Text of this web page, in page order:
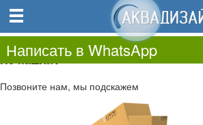
0.00
0
Не нашли?
Позвоните нам, мы подскажем
Написать в WhatsApp